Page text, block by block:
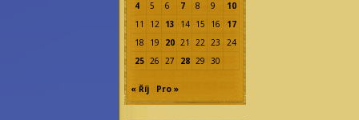
4 5 6 7 8 9
10
11
12 13 14 15 16
17
18
19 20 21 22 23
24
25 26 27 28 29 30
« Říj Pro »